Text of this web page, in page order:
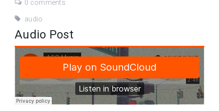
0 comments
audio
Audio Post